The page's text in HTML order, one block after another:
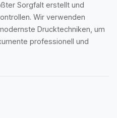
Sorgfalt erstellt und
Wir verwenden
Drucktechniken, um
professionell und